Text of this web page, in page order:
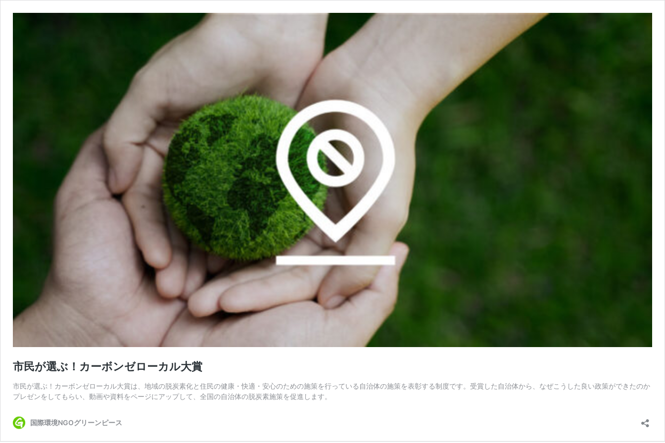
市民が選ぶ！カーボンゼローカル大賞
市民が選ぶ！カーボンゼローカル大賞は、地域の脱炭素化と住民の健康・快適・安心のための施策を行っている自治体の施策を表彰する制度です。受賞した自治体から、なぜこうした良い政策ができたのか
プレゼンをしてもらい、動画や資料をページにアップして、全国の自治体の脱炭素施策を促進します。
国際環境NGOグリーンピース